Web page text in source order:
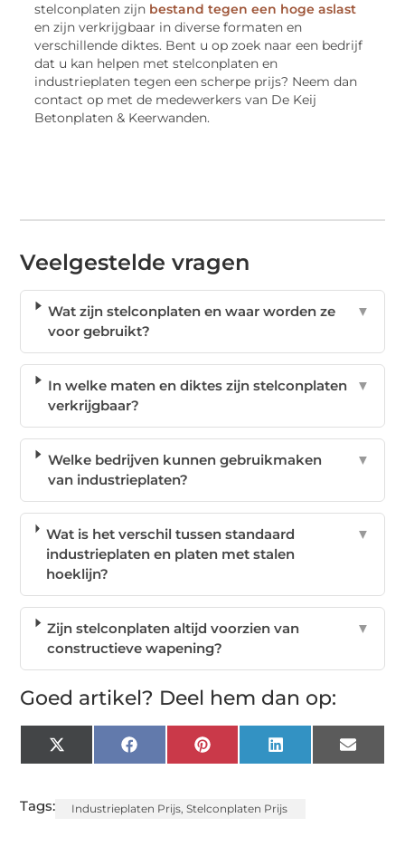
stelconplaten zijn bestand tegen een hoge aslast
en zijn verkrijgbaar in diverse formaten en
verschillende diktes. Bent u op zoek naar een bedrijf
dat u kan helpen met stelconplaten en
industrieplaten tegen een scherpe prijs? Neem dan
contact op met de medewerkers van De Keij
Betonplaten & Keerwanden.
Veelgestelde vragen
Wat zijn stelconplaten en waar worden ze
voor gebruikt?
▼
In welke maten en diktes zijn stelconplaten
verkrijgbaar?
▼
Welke bedrijven kunnen gebruikmaken
van industrieplaten?
▼
Wat is het verschil tussen standaard
industrieplaten en platen met stalen
hoeklijn?
▼
Zijn stelconplaten altijd voorzien van
constructieve wapening?
▼
Goed artikel? Deel hem dan op:
X
(Twitter)
FacebookPinterest LinkedIn Email
Tags: Industrieplaten Prijs ,Stelconplaten Prijs